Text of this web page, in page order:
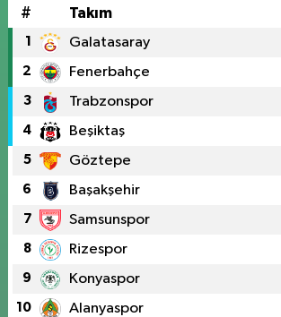
# Takım
1 Galatasaray
2 Fenerbahçe
3 Trabzonspor
4 Beşiktaş
5 Göztepe
6 Başakşehir
7 Samsunspor
8 Rizespor
9 Konyaspor
10 Alanyaspor